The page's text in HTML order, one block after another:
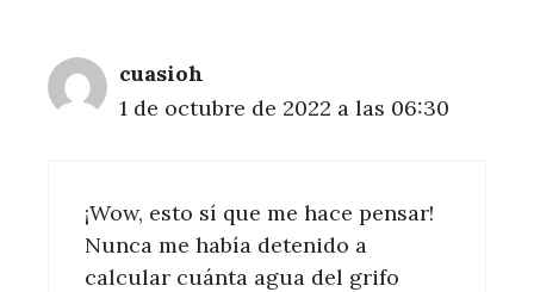
cuasioh
1 de octubre de 2022 a las 06:30
¡Wow, esto sí que me hace pensar!
Nunca me había detenido a
calcular cuánta agua del grifo